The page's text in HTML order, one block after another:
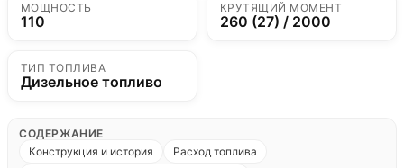
МОЩНОСТЬ
110
КРУТЯЩИЙ МОМЕНТ
260 (27) / 2000
ТИП ТОПЛИВА
Дизельное топливо
СОДЕРЖАНИЕ
Конструкция и история
Расход топлива